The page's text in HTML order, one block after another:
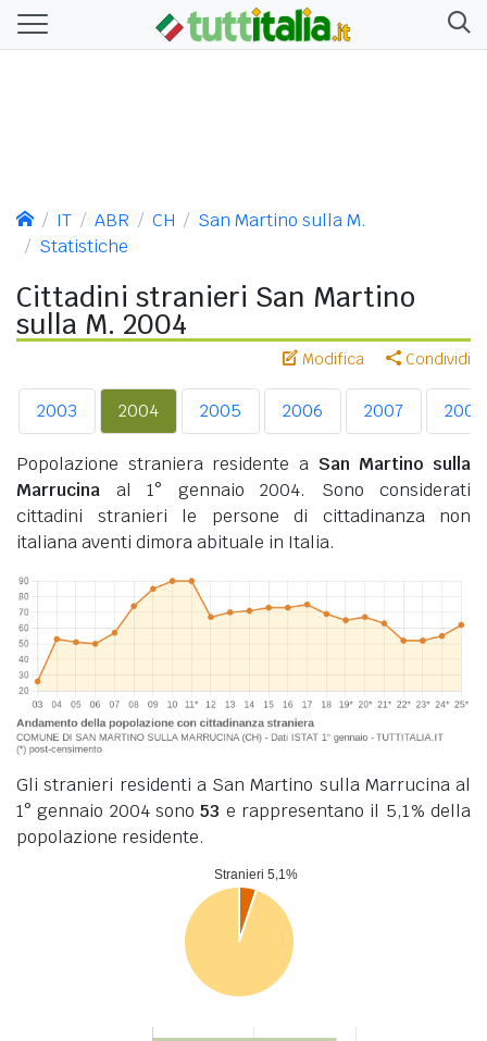
IT ABR CH
San Martino sulla M.
Statistiche
Cittadini stranieri San Martino
sulla M. 2004
Modifica Condividi
2003 2004 2005 2006 2007 2008
Popolazione straniera residente a San Martino sulla
Marrucina al 1° gennaio 2004. Sono considerati
cittadini stranieri le persone di cittadinanza non
italiana aventi dimora abituale in Italia.
Gli stranieri residenti a San Martino sulla Marrucina al
1° gennaio 2004 sono53 e rappresentano il 5,1% della
popolazione residente.